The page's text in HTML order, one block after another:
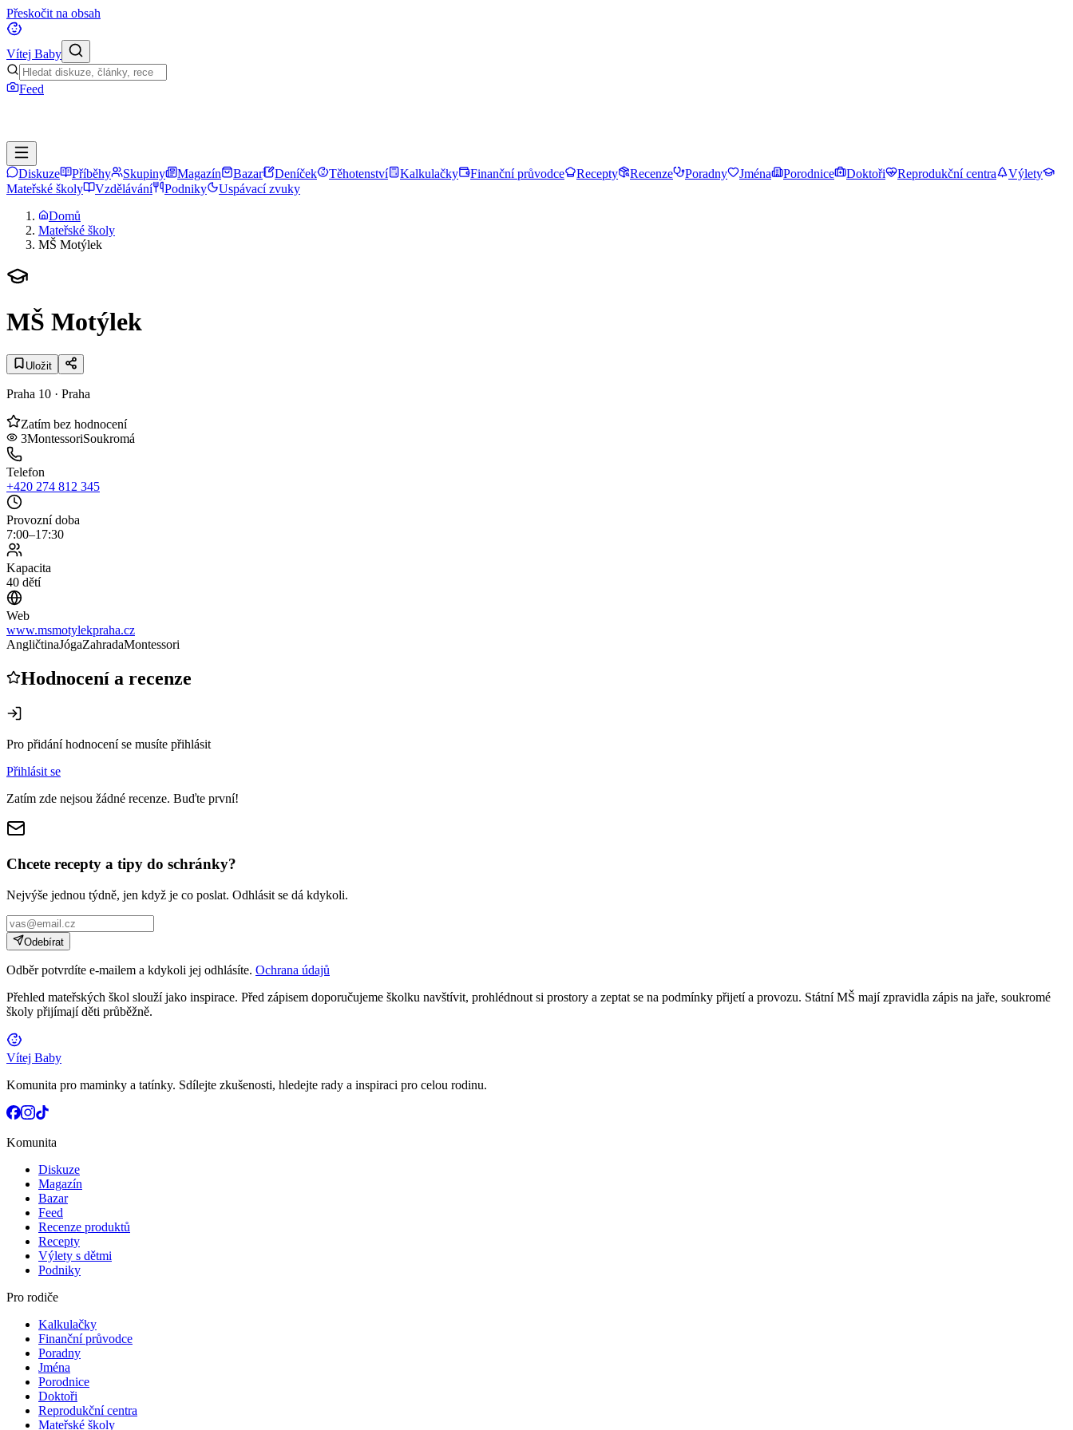
Přeskočit na obsah
Vítej Baby
Feed
Diskuze Příběhy Skupiny Magazín Bazar Deníček Těhotenství Kalkulačky Finanční průvodce Recepty Recenze Poradny Jména Porodnice Doktoři Reprodukční centra
Výlety
Mateřské školy
Vzdělávání Podniky
Uspávací zvuky
Domů
Mateřské školy
MŠ Motýlek
MŠ Motýlek
Uložit
Praha 10 · Praha
Zatím bez hodnocení
3MontessoriSoukromá
Telefon
+420 274 812 345
Provozní doba
7:00–17:30
Kapacita
40 dětí
Web
www.msmotylekpraha.cz
AngličtinaJógaZahradaMontessori
Hodnocení a recenze
Pro přidání hodnocení se musíte přihlásit
Přihlásit se
Zatím zde nejsou žádné recenze. Buďte první!
Chcete recepty a tipy do schránky?
Nejvýše jednou týdně, jen když je co poslat. Odhlásit se dá kdykoli.
Odebírat
Odběr potvrdíte e-mailem a kdykoli jej odhlásíte. Ochrana údajů
Přehled mateřských škol slouží jako inspirace. Před zápisem doporučujeme školku navštívit, prohlédnout si prostory a zeptat se na podmínky přijetí a provozu. Státní MŠ mají zpravidla zápis na jaře, soukromé
školy přijímají děti průběžně.
Vítej Baby
Komunita pro maminky a tatínky. Sdílejte zkušenosti, hledejte rady a inspiraci pro celou rodinu.
Komunita
Diskuze
Magazín
Bazar
Feed
Recenze produktů
Recepty
Výlety s dětmi
Podniky
Pro rodiče
Kalkulačky
Finanční průvodce
Poradny
Jména
Porodnice
Doktoři
Reprodukční centra
Mateřské školy